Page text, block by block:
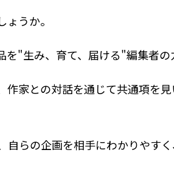
うか。
"生み、育て、届ける"編集者の
家との対話を通じて共通項を見
らの企画を相手にわかりやす